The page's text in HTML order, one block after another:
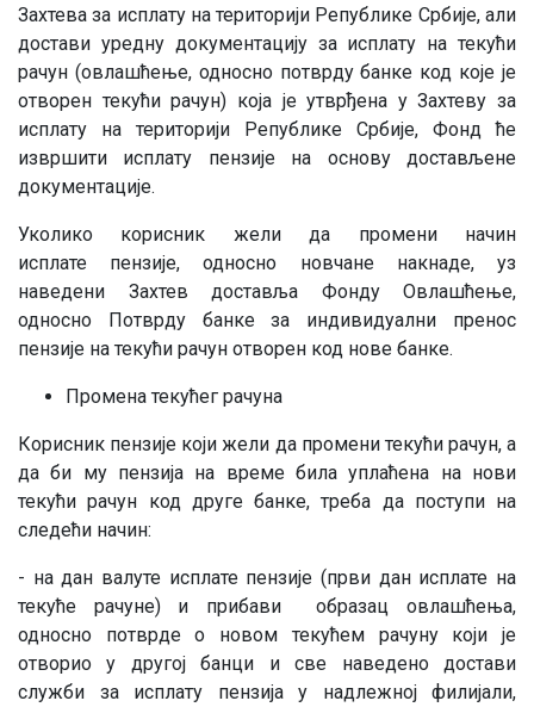
Захтева за исплату на територији Републике Србије, али
достави уредну документацију за исплату на текући
рачун (овлашћење, односно потврду банке код које је
отворен текући рачун) која је утврђена у Захтеву за
исплату на територији Републике Србије, Фонд ће
извршити исплату пензије на основу достављене
документације.
Уколико корисник жели да промени начин
исплате пензије, односно новчане накнаде, уз
наведени Захтев доставља Фонду Овлашћење,
односно Потврду банке за индивидуални пренос
пензије на текући рачун отворен код нове банке.
Промена текућег рачуна
Корисник пензије који жели да промени текући рачун, а
да би му пензија на време била уплаћена на нови
текући рачун код друге банке, треба да поступи на
следећи начин:
- на дан валуте исплате пензије (први дан исплате на
текуће рачуне) и прибави образац овлашћења,
односно потврде о новом текућем рачуну који је
отворио у другој банци и све наведено достави
служби за исплату пензија у надлежној филијали,